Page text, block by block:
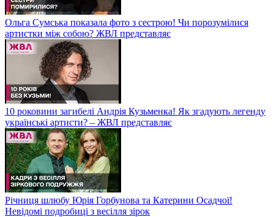
Ольга Сумська показала фото з сестрою! Чи порозумілися
артистки між собою? ЖВЛ представляє
10 роковини загибелі Андрія Кузьменка! Як згадують легенду
українські артисти? – ЖВЛ представляє
Річниця шлюбу Юрія Горбунова та Катерини Осадчої!
Невідомі подробиці з весілля зірок